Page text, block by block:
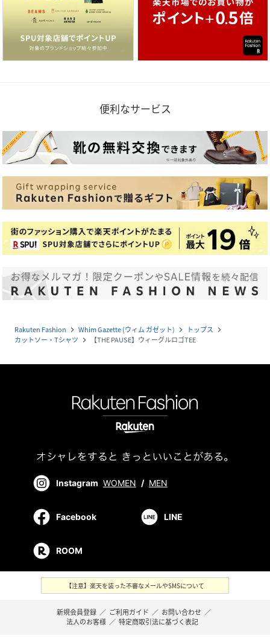
便利なサービス
Rakuten Fashion navigate_next Whim Gazette (ウィム ガゼット) navigate_next トップス navigate_next
カットソー・Tシャツ navigate_next 【THE PAUSE】ウィーグルロゴTEE
Instagram WOMEN / MEN
Facebook LINE
ROOM
【注意】楽天を装った不審なメールやSMSについて
新規会員登録 ／ ご利用ガイド ／ お問い合わせ ／
法人のお客様 ／ 特定商取引法に基づく表記